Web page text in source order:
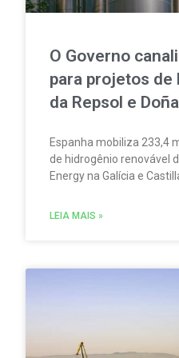
O Governo
para projetos
da Repsol e
Espanha mobiliza 233,4
de hidrogênio renovável
Energy na Galícia e
LEIA MAIS »